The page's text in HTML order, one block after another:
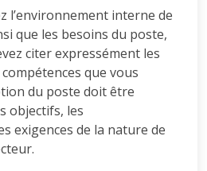
l’environnement interne de
que les besoins du poste,
citer expressément les
que vous
du poste doit être
objectifs, les
exigences de la nature de